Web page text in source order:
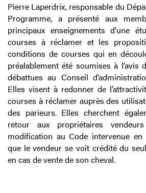
Pierre Laperdrix, responsable du
Programme, a présenté aux
principaux enseignements d’une
courses à réclamer et les
conditions de courses qui en
préalablement été soumises à
débattues au Conseil
Elles visent à redonner de
courses à réclamer auprès des
des parieurs. Elles cherchent
retour aux propriétaires
modification au Code intervenue
que le vendeur se voit crédité du
en cas de vente de son cheval.